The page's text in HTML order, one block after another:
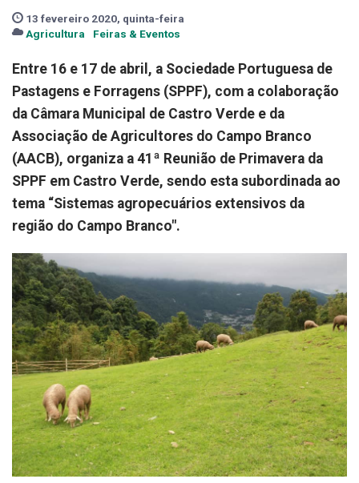
13 fevereiro 2020, quinta-feira
Agricultura
Feiras & Eventos
Entre 16 e 17 de abril, a Sociedade Portuguesa de
Pastagens e Forragens (SPPF), com a colaboração
da Câmara Municipal de Castro Verde e da
Associação de Agricultores do Campo Branco
(AACB), organiza a 41ª Reunião de Primavera da
SPPF em Castro Verde, sendo esta subordinada ao
tema “Sistemas agropecuários extensivos da
região do Campo Branco".